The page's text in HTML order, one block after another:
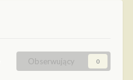
Obserwujący 0